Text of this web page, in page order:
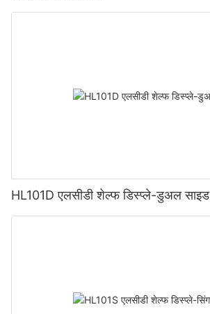
HL101D एलसीडी शेल्फ डिस्प्ले-डुअल साइड